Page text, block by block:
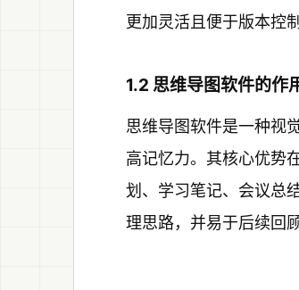
更加灵活且便于版本控制
1.2 思维导图软件的作
思维导图软件是一种视
高记忆力。其核心优势
划、学习笔记、会议总
理思路，并易于后续回